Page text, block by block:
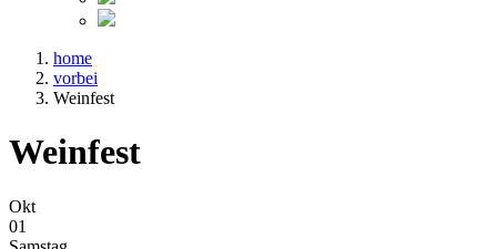
home
vorbei
Weinfest
Weinfest
Okt
01